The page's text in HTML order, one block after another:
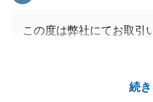
続
この度は弊社にてお取引
こと、そして何より喜ん